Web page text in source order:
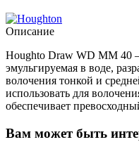
Описание
Houghto Draw WD MM 40
эмульгируемая в воде,
волочения тонкой и
использовать для
обеспечивает
Вам может быть